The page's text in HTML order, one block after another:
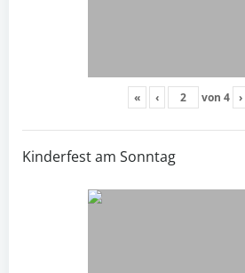
« ‹ von 4 ›
Kinderfest am Sonntag